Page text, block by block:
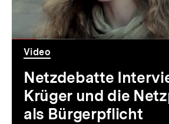
und
die
Netzpolitik
als
Bürgerpflicht
Video
Netzdebatte
Krüger und die
als Bürgerpflicht